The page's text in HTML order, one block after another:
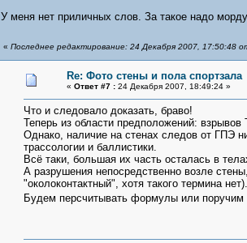
У меня нет приличных слов. За такое надо
« Последнее редактирование: 24 Декабря 2007, 17:50:48
Re: Фото стены и пола спортзала
« Ответ #7 : 24 Декабря 2007, 18:49:24 »
Что и следовало доказать, браво!
Теперь из области предположений:
Однако, наличие на стенах следов от ГПЭ
трассологии и баллистики.
Всё таки, большая их часть осталась в
А разрушения непосредственно возле
"околоконтактный", хотя такого термина нет).
Будем персчитывать формулы или